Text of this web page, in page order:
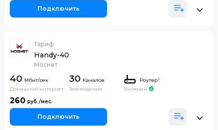
Подключить
Тариф
Handy-40
Моснет
40
Домашний интернет
30 Каналов
Телевидение
Роутер*
Включен
260
Подключить